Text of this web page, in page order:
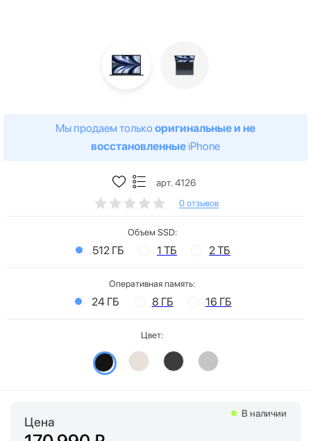
Мы продаем только оригинальные и не
восстановленные iPhone
арт. 4126
0 отзывов
Объем SSD:
512 ГБ 1 ТБ 2 ТБ
Оперативная память:
24 ГБ 8 ГБ 16 ГБ
Цвет:
Цена
В наличии